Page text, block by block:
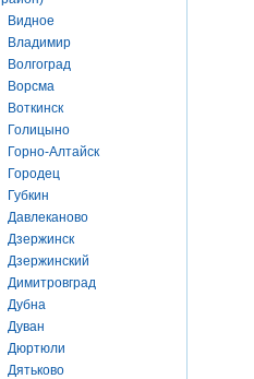
Видное
Владимир
Волгоград
Ворсма
Воткинск
Голицыно
Горно-Алтайск
Городец
Губкин
Давлеканово
Дзержинск
Дзержинский
Димитровград
Дубна
Дуван
Дюртюли
Дятьково